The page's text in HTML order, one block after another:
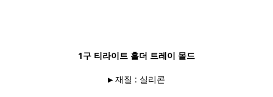
1구 티라이트 홀더 트레이 몰드
▶ 재질 : 실리콘